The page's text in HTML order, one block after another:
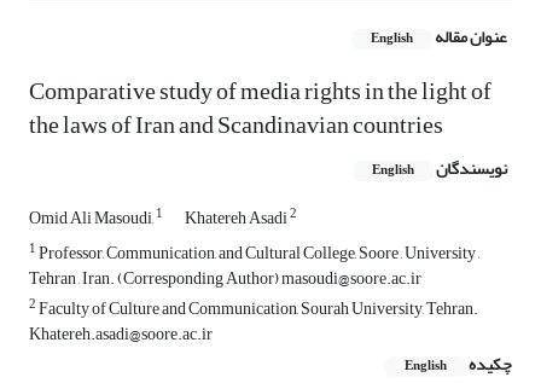
عنوان مقاله English
Comparative study of media rights in the light of
the laws of Iran and Scandinavian countries
نویسندگان English
Omid Ali Masoudi,1 Khatereh Asadi2
1Professor, Communication, and Cultural College, Soore , University ,
Tehran , Iran. (Corresponding Author) masoudi@soore.ac.ir
2Faculty of Culture and Communication, Sourah University, Tehran.
Khatereh.asadi@soore.ac.ir
چکیده
English